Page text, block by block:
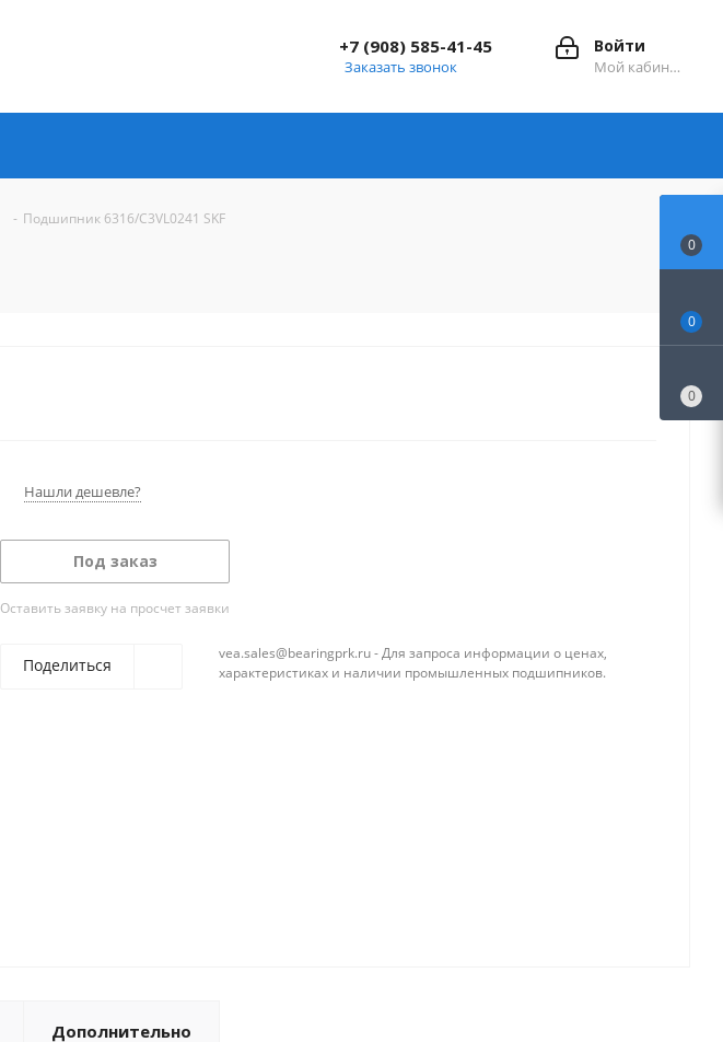
Войти
Мой кабинет
+7 (908) 585-41-45
Заказать звонок
- Подшипник 6316/C3VL0241 SKF
Нашли дешевле?
Под заказ
Оставить заявку на просчет заявки
Поделиться
vea.sales@bearingprk.ru - Для запроса информации о ценах,
характеристиках и наличии промышленных подшипников.
Дополнительно
0
0
0